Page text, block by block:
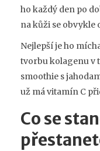
ho každý den po
na kůži se obvykle
Nejlepší je ho
tvorbu kolagenu v
smoothie s
už má vitamín C
Co se